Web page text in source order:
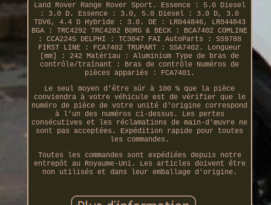
Land Rover Range Rover Sport. Essence : 5.0 Diesel
: 3.0 D. Essence : 3.0, 5.0 Diesel : 3.0 D, 3.0
TDV6, 4.4 D Hybride : 3.0. OE : LR044846, LR044843
BGA : TRC4292 TRC4282 BORG & BECK : BCA7402 COMLINE
: CCA2245 DELPHI : TC3047 FAI AutoParts : SS9788
FIRST LINE : FCA7402 TRUPART : SSA7402. Longueur
[mm] : 242 Matériau : Aluminium Type de bras de
contrôle/traînant : Bras de contrôle Numéros de
pièces appariés : FCA7401.
Le seul moyen d'être sûr à 100 % que la pièce
conviendra à votre véhicule est de vérifier que le
numéro de pièce de votre unité d'origine correspond
à l'un des numéros ci-dessus. Les pertes
consécutives et les réclamations de main-d'œuvre ne
sont pas acceptées. Expédition rapide pour toutes
les commandes.
Toutes les commandes sont expédiées depuis notre
entrepôt au Royaume-Uni. Les articles doivent être
non utilisés et dans leur emballage d'origine.